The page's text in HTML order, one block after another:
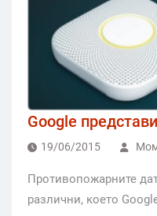
Google
19/06/2015
Противопожарните
различни, което